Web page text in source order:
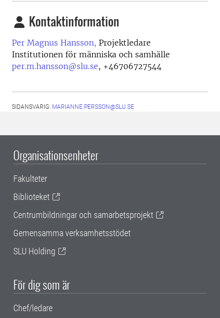
Kontaktinformation
Per Magnus Hansson, Projektledare
Institutionen för människa och samhälle
per.m.hansson@slu.se, +46706727544
SIDANSVARIG: MARIANNE.PERSSON@SLU.SE
Organisationsenheter
Fakulteter
Biblioteket
Centrumbildningar och samarbetsprojekt
Gemensamma verksamhetsstödet
SLU Holding
För dig som är
Chef/ledare